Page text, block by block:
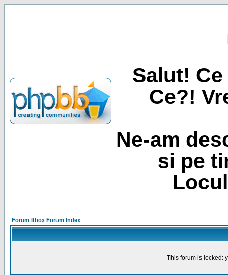
Salut!
Ce?!
Ne-am
si pe
Forum Itbox Forum Index
This forum is locked: